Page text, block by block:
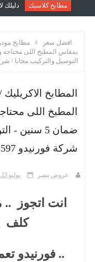
مطابخ كلاسيك دليلك
افضل سعر مطابخ
التوصيل والتركيب مجانا / شركة
المطابخ
المطبخ اللى
ضمان 5
شركة فورنيدو 01270001597
عروض مصر يوليو 23, 2024
انت اتجوز
كلف
.. فورنيدو